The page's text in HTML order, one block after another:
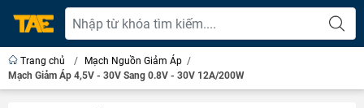
Trang chủ / Mạch Nguồn Giảm Áp /
Mạch Giảm Áp 4,5V - 30V Sang 0.8V - 30V 12A/200W